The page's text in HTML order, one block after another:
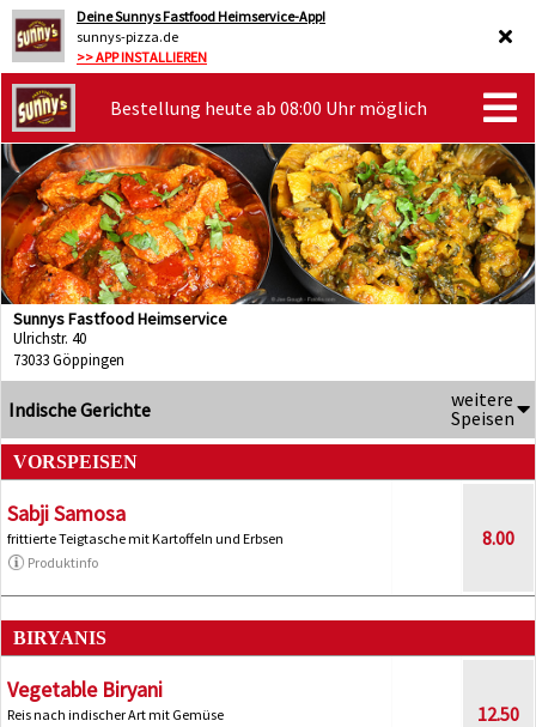
Deine Sunnys Fastfood Heimservice-App!
sunnys-pizza.de
>> APP INSTALLIEREN
Bestellung heute ab 08:00 Uhr möglich
Sunnys Fastfood Heimservice
Ulrichstr. 40
73033 Göppingen
Indische Gerichte
weitere
Speisen
VORSPEISEN
Sabji Samosa
frittierte Teigtasche mit Kartoffeln und Erbsen
Produktinfo
8.00
BIRYANIS
Vegetable Biryani
Reis nach indischer Art mit Gemüse
12.50